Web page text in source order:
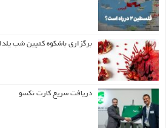
برگزاری باشکوه کمپین شب
دریافت سریع کارت نکسو